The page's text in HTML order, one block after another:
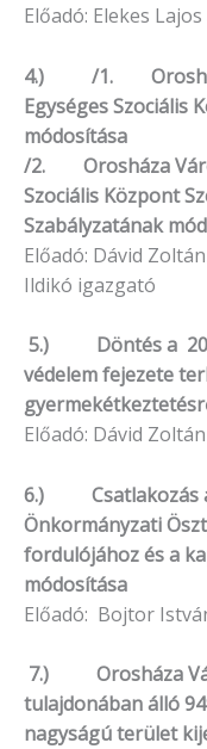
Előadó: Elekes
4.) /1.
Egységes Szociális
módosítása
/2. Orosháza
Szociális Központ
Szabályzatának
Előadó: Dávid
Ildikó igazgató
5.) Döntés a
védelem fejezete
Előadó: Dávid
6.) Csatlakozás a
Önkormányzati
fordulójához és a
módosítása
Előadó: Bojtor
7.) Orosháza
tulajdonában álló
nagyságú terület